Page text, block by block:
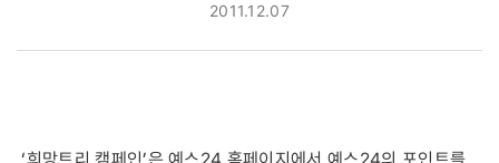
2011.12.07
‘희망트리 캠페인’은 예스24 홈페이지에서 예스24의 포인트를